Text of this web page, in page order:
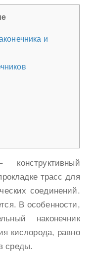
и
трасс для
соединений.
В особенности,
наконечник
кислорода, равно
среды.